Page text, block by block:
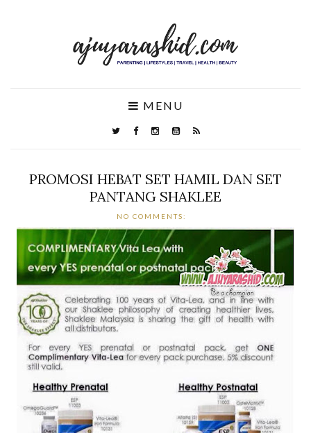
MENU
PROMOSI HEBAT SET HAMIL DAN SET
PANTANG SHAKLEE
NO COMMENTS: